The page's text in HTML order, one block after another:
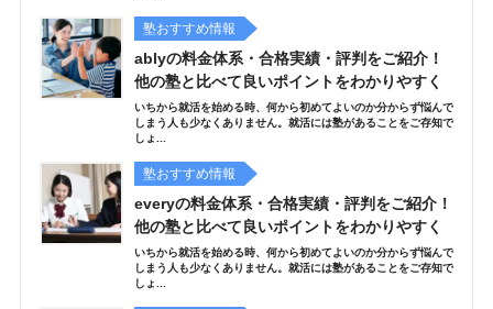
塾おすすめ情報
ablyの料金体系・合格実績・評判をご紹介！
他の塾と比べて良いポイントをわかりやすく
いちから就活を始める時、何から初めてよいのか分からず悩んで
しまう人も少なくありません。就活には塾があることをご存知で
しょ...
塾おすすめ情報
everyの料金体系・合格実績・評判をご紹介！
他の塾と比べて良いポイントをわかりやすく
いちから就活を始める時、何から初めてよいのか分からず悩んで
しまう人も少なくありません。就活には塾があることをご存知で
しょ...